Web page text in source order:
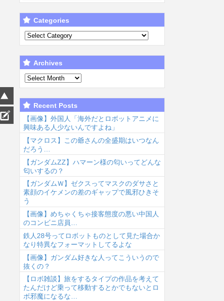
2026/8/6 04:31 2026/8/6 04:11 2026/8/6 03:31
Categories
Archives
Recent Posts
【画像】外国人「海外だとロボットアニメに
興味ある人少ないんですよね」
【マクロス】この爺さんの全盛期はいつなん
だろう…
【ガンダムΖΖ】ハマーン様の匂いってどんな
匂いするの？
【ガンダムＷ】ゼクスってマスクのダサさと
素顔のイケメンの差のギャップで風邪ひきそ
う
【画像】めちゃくちゃ接客態度の悪い中国人
のコンビニ店員…
鉄人28号ってロボットものとして見た場合か
なり特異なフォーマットしてるよな
【画像】ガンダム好きな人ってこういうので
抜くの？
【ロボ雑談】旅をするタイプの作品を考えて
たんだけど乗って移動するとかでもないとロ
ボ邪魔になるな…